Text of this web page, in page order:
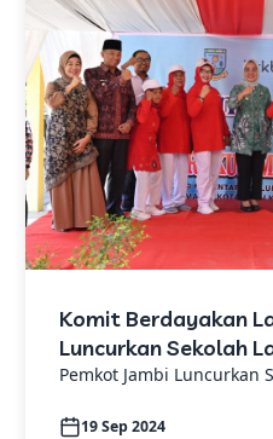
Komit Berdayakan
Luncurkan Sekolah
Pemkot Jambi Luncurkan
19 Sep 2024